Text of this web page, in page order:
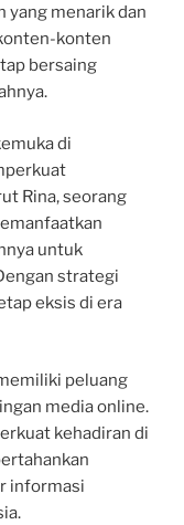
yang menarik dan
konten
bersaing
di
Rina, seorang
untuk
strategi
eksis di era
peluang
media online.
kehadiran di
informasi